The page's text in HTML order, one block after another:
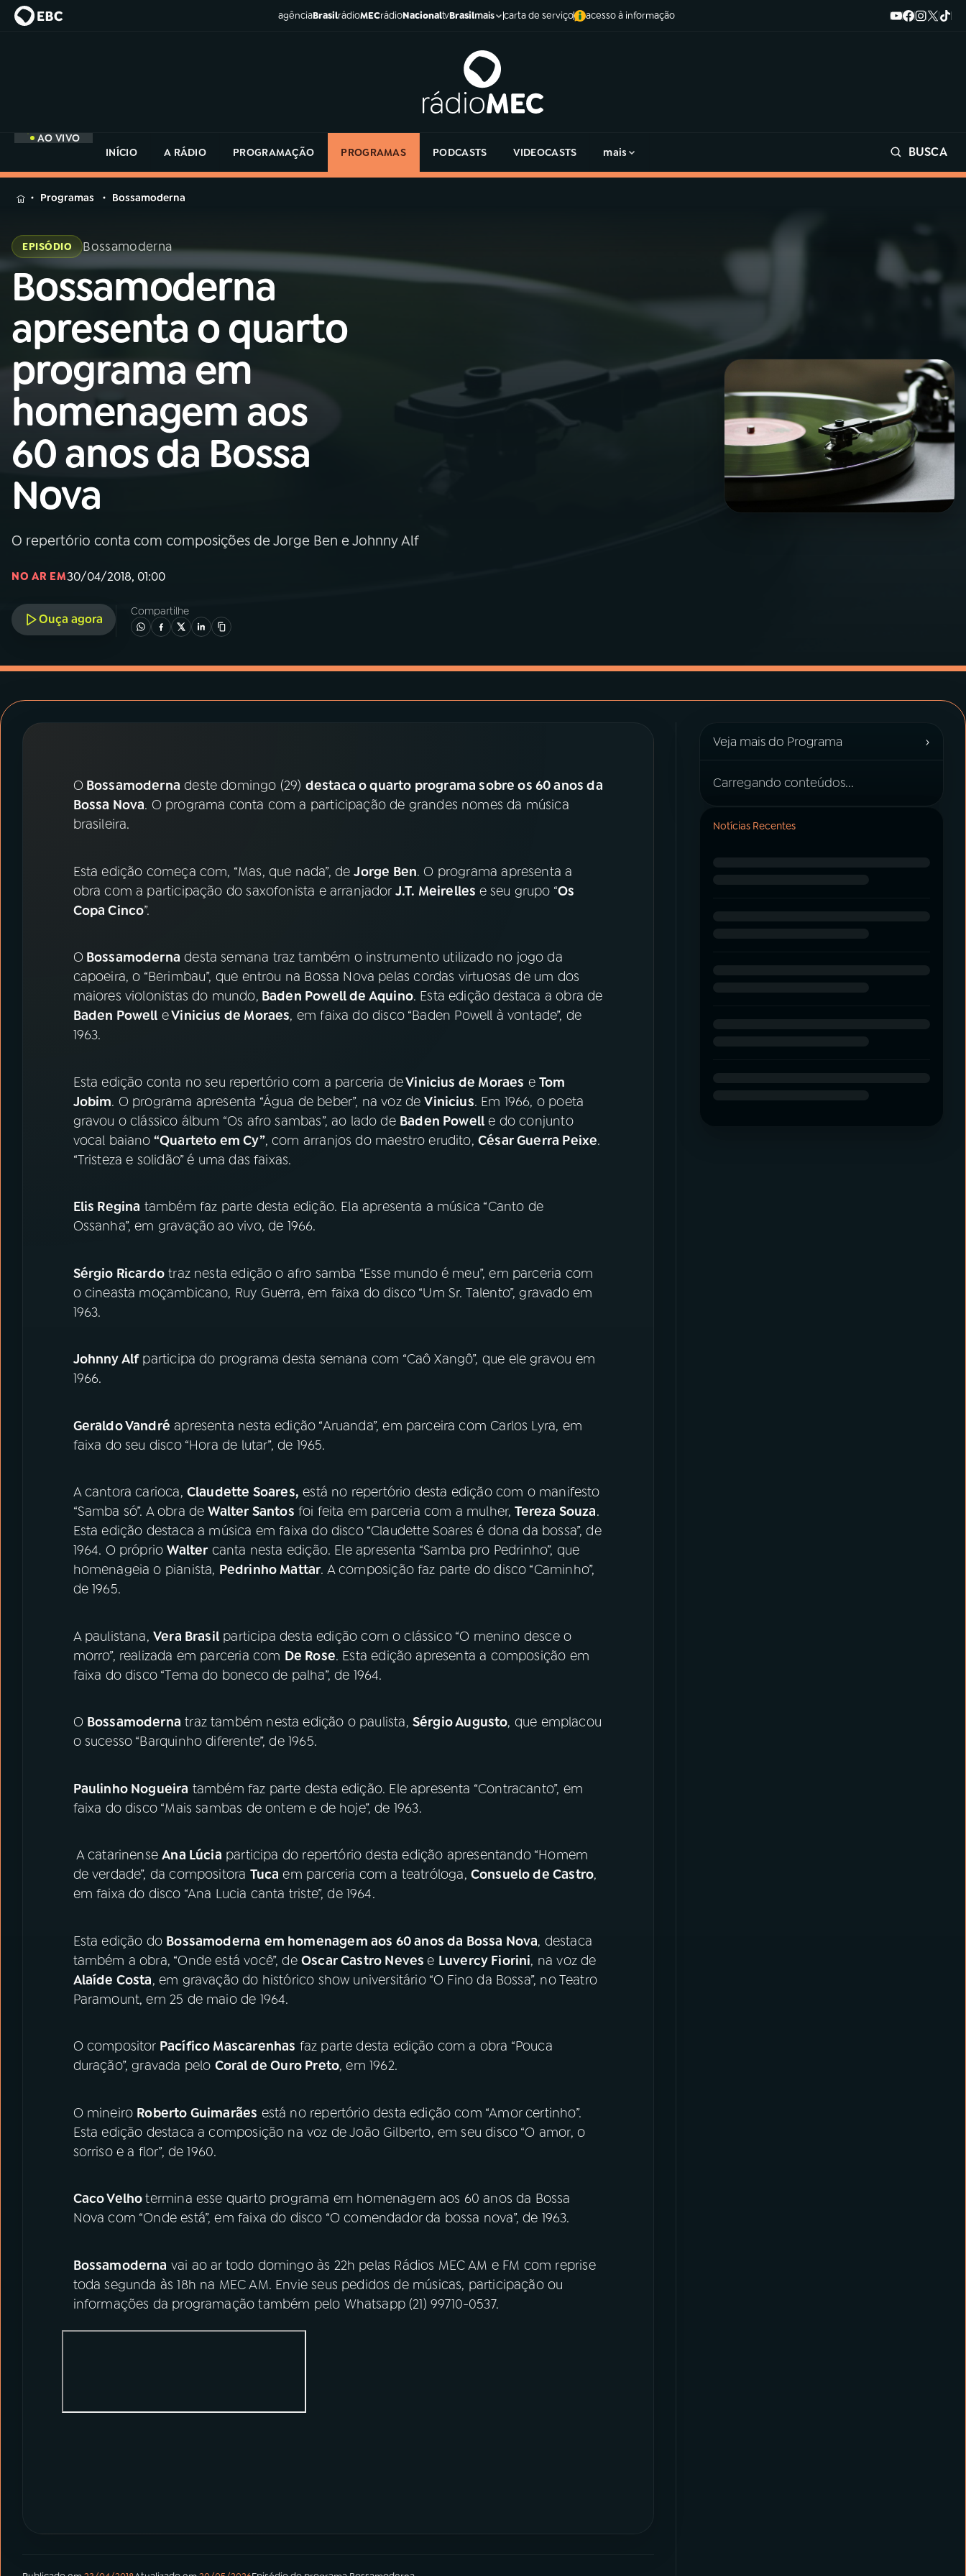
agênciaBrasilrádioMECrádioNacionaltvBrasilmais carta de serviço acesso à informação
AO VIVO
INÍCIO
A RÁDIO PROGRAMAÇÃO PROGRAMAS PODCASTS VIDEOCASTS mais BUSCA
MENU
Buscar
na
Rádio
MEC
01INÍCIO
02A RÁDIO
03PROGRAMAÇÃO
04PROGRAMAS
Instagram X
na
Rádio
MEC
Programas Bossamoderna
EPISÓDIO Bossamoderna
Bossamoderna
apresenta o quarto
programa em
homenagem aos
60 anos da Bossa
Nova
O repertório conta com composições de Jorge Ben e Johnny Alf
NO AR EM30/04/2018, 01:00
Ouça agora
Compartilhe
OBossamoderna deste domingo (29) destaca o quarto programa sobre os 60 anos da
Bossa Nova. O programa conta com a participação de grandes nomes da música
brasileira.
Esta edição começa com, “Mas, que nada”, deJorge Ben. O programa apresenta a
obra com a participação do saxofonista e arranjador J.T. Meirelles e seu grupo “Os
Copa Cinco”.
OBossamoderna desta semana traz também o instrumento utilizado no jogo da
capoeira, o “Berimbau”, que entrou na Bossa Nova pelas cordas virtuosas de um dos
maiores violonistas do mundo, Baden Powell de Aquino. Esta edição destaca a obra de
Baden Powell eVinicius de Moraes, em faixa do disco “Baden Powell à vontade”, de
1963.
Esta edição conta no seu repertório com a parceria deVinicius de Moraes eTom
Jobim. O programa apresenta “Água de beber”, na voz deVinicius. Em 1966, o poeta
gravou o clássico álbum “Os afro sambas”, ao lado de Baden Powell e do conjunto
vocal baiano “Quarteto em Cy”, com arranjos do maestro erudito,César Guerra Peixe.
“Tristeza e solidão” é uma das faixas.
Elis Regina também faz parte desta edição. Ela apresenta a música “Canto de
Ossanha”, em gravação ao vivo, de 1966.
Sérgio Ricardo traz nesta edição o afro samba “Esse mundo é meu”, em parceria com
o cineasta moçambicano, Ruy Guerra, em faixa do disco “Um Sr. Talento”, gravado em
1963.
Johnny Alfparticipa do programa desta semana com “Caô Xangô”, que ele gravou em
1966.
Geraldo Vandré apresenta nesta edição “Aruanda”, em parceira com Carlos Lyra, em
faixa do seu disco “Hora de lutar”, de 1965.
A cantora carioca, Claudette Soares, está no repertório desta edição com o manifesto
“Samba só”. A obra deWalter Santos foi feita em parceria com a mulher,Tereza Souza.
Esta edição destaca a música em faixa do disco “Claudette Soares é dona da bossa”, de
1964. O próprioWaltercanta nesta edição. Ele apresenta “Samba pro Pedrinho”, que
homenageia o pianista, Pedrinho Mattar. A composição faz parte do disco “Caminho”,
de 1965.
A paulistana,Vera Brasil participa desta edição com o clássico “O menino desce o
morro”, realizada em parceria com De Rose. Esta edição apresenta a composição em
faixa do disco “Tema do boneco de palha”, de 1964.
O Bossamoderna traz também nesta edição o paulista, Sérgio Augusto, que emplacou
o sucesso “Barquinho diferente”, de 1965.
Paulinho Nogueira também faz parte desta edição. Ele apresenta “Contracanto”, em
faixa do disco “Mais sambas de ontem e de hoje”, de 1963.
A catarinenseAna Lúcia participa do repertório desta edição apresentando “Homem
de verdade”, da compositora Tuca em parceria com a teatróloga, Consuelo de Castro,
em faixa do disco “Ana Lucia canta triste”, de 1964.
Esta edição do Bossamoderna em homenagem aos 60 anos da Bossa Nova, destaca
também a obra, “Onde está você”, de Oscar Castro Nevese Luvercy Fiorini, na voz de
Alaíde Costa, em gravação do histórico show universitário “O Fino da Bossa”, no Teatro
Paramount, em 25 de maio de 1964.
O compositor Pacífico Mascarenhas faz parte desta edição com a obra “Pouca
duração”, gravada pelo Coral de Ouro Preto, em 1962.
O mineiro Roberto Guimarães está no repertório desta edição com “Amor certinho”.
Esta edição destaca a composição na voz de João Gilberto, em seu disco “O amor, o
sorriso e a flor”, de 1960.
Caco Velhotermina esse quarto programa em homenagem aos 60 anos da Bossa
Nova com “Onde está”, em faixa do disco “O comendador da bossa nova”, de 1963.
Bossamoderna vai ao ar todo domingo às 22h pelas Rádios MEC AM e FM com reprise
toda segunda às 18h na MEC AM. Envie seus pedidos de músicas, participação ou
informações da programação também pelo Whatsapp (21) 99710-0537.
Veja mais do Programa ›
Carregando conteúdos...
Notícias Recentes